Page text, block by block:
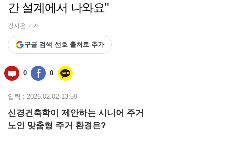
동)
간 설계에서 나와요"
강시온 기자
구글 검색 선호 출처로 추가
0 0
입력 : 2026.02.02 13:59
신경건축학이 제안하는 시니어 주거
노인 맞춤형 주거 환경은?